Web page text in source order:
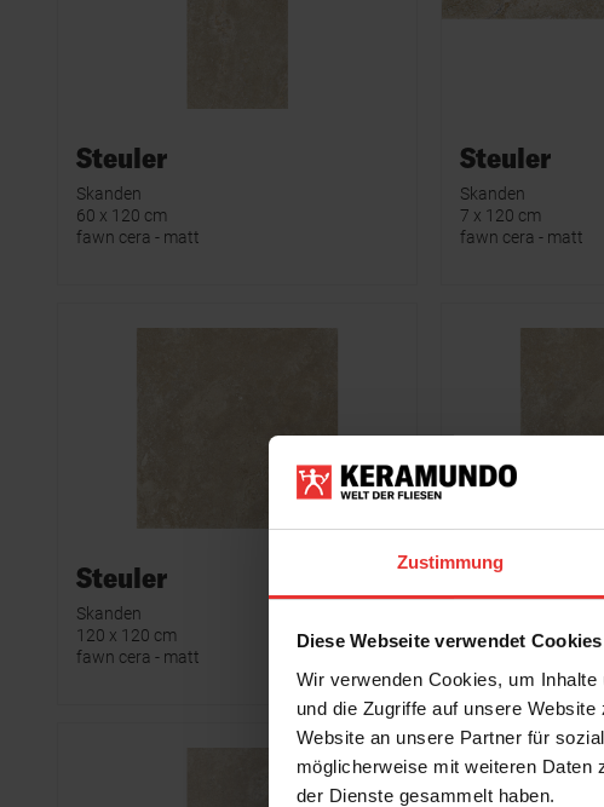
Zustimmung
Diese Webseite verwendet Cookies
Wir verwenden Cookies, um
und die Zugriffe auf unsere
Website an unsere Partner für
möglicherweise mit weiteren Daten
der Dienste gesammelt haben.
Steuler
Skanden
60 x 120 cm
fawn cera - matt
Steuler
Skanden
7 x 120 cm
fawn cera - matt
Steuler
Skanden
120 x 120 cm
fawn cera - matt
Steuler
120 x 120 cm